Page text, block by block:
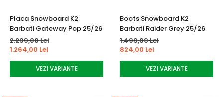
Placa Snowboard K2
Barbati Gateway Pop 25/26
2.299,00 Lei
1.264,00 Lei
VEZI VARIANTE
Boots Snowboard K2
Barbati Raider Grey 25/26
1.499,00 Lei
824,00 Lei
VEZI VARIANTE